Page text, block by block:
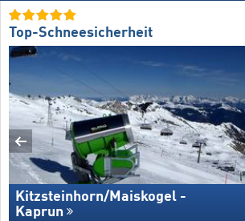
Top-Schneesicherheit
Kitzsteinhorn/​Maiskogel -
Kaprun